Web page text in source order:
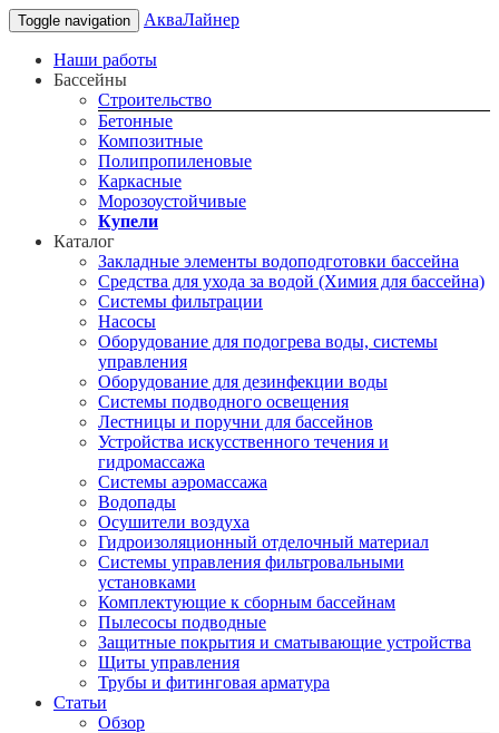
Toggle navigation АкваЛайнер
Наши работы
Бассейны
Строительство
Бетонные
Композитные
Полипропиленовые
Каркасные
Морозоустойчивые
Купели
Каталог
Закладные элементы водоподготовки бассейна
Средства для ухода за водой (Химия для бассейна)
Системы фильтрации
Насосы
Оборудование для подогрева воды, системы
управления
Оборудование для дезинфекции воды
Системы подводного освещения
Лестницы и поручни для бассейнов
Устройства искусственного течения и
гидромассажа
Системы аэромассажа
Водопады
Осушители воздуха
Гидроизоляционный отделочный материал
Системы управления фильтровальными
установками
Комплектующие к сборным бассейнам
Пылесосы подводные
Защитные покрытия и сматывающие устройства
Щиты управления
Трубы и фитинговая арматура
Статьи
Обзор